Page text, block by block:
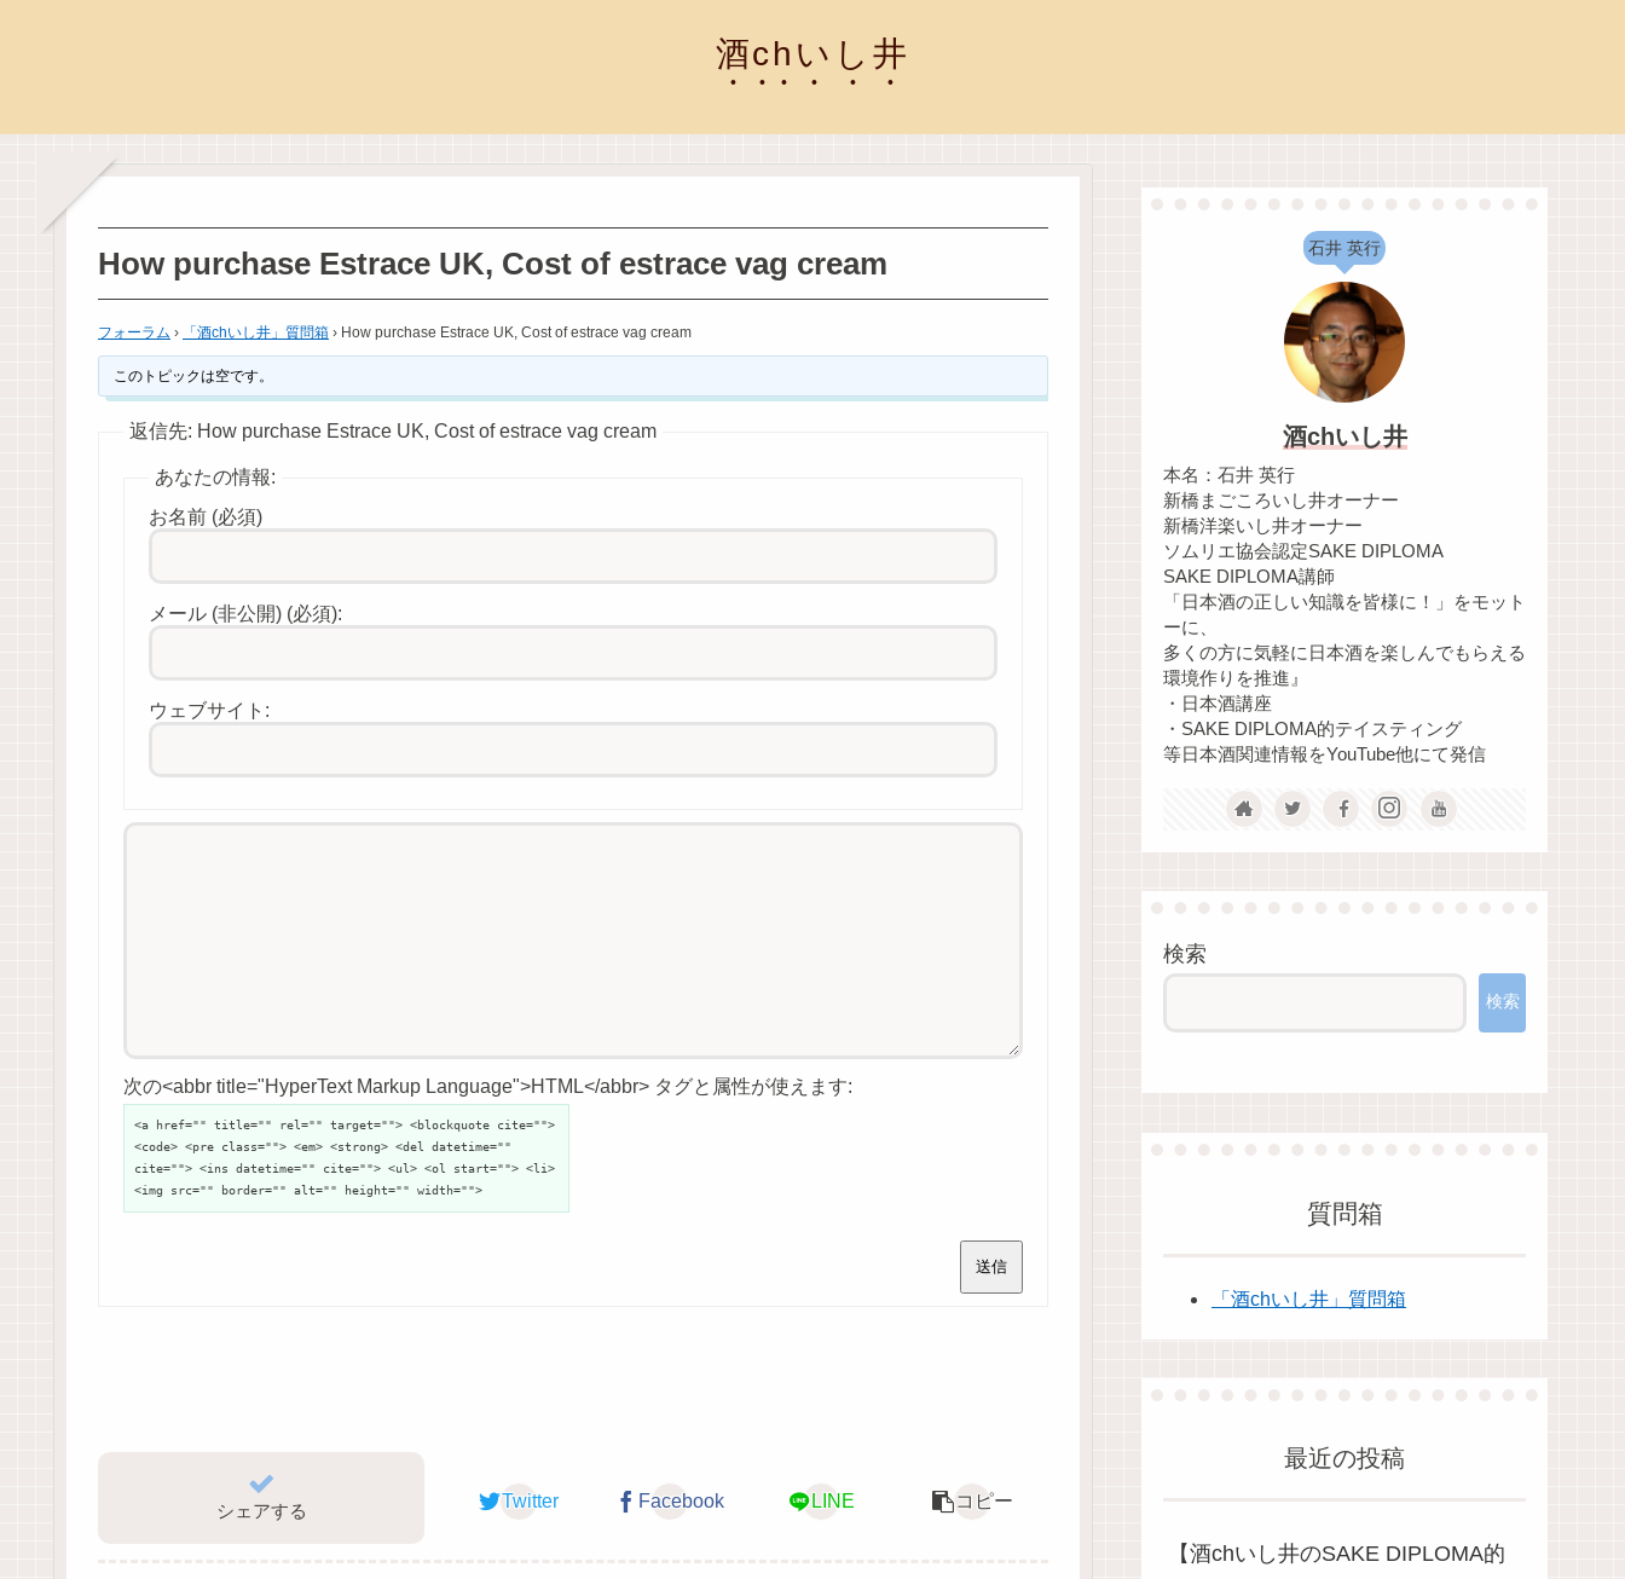
酒chいし井
How purchase Estrace UK, Cost of estrace vag cream
フォーラム › 「酒chいし井」質問箱 › How purchase Estrace UK, Cost of estrace vag cream
このトピックは空です。
返信先: How purchase Estrace UK, Cost of estrace vag cream
あなたの情報:
お名前 (必須)
メール (非公開) (必須):
ウェブサイト:
次の<abbr title="HyperText Markup Language">HTML</abbr> タグと属性が使えます:
<a href="" title="" rel="" target=""> <blockquote cite="">
<code> <pre class=""> <em> <strong> <del datetime=""
cite=""> <ins datetime="" cite=""> <ul> <ol start=""> <li>
<img src="" border="" alt="" height="" width="">
送信
シェアする Twitter Facebook LINE コピー
石井 英行
酒chいし井
本名：石井 英行
新橋まごころいし井オーナー
新橋洋楽いし井オーナー
ソムリエ協会認定SAKE DIPLOMA
SAKE DIPLOMA講師
「日本酒の正しい知識を皆様に！」をモット
ーに、
多くの方に気軽に日本酒を楽しんでもらえる
環境作りを推進』
・日本酒講座
・SAKE DIPLOMA的テイスティング
等日本酒関連情報をYouTube他にて発信
検索
検索
質問箱
「酒chいし井」質問箱
最近の投稿
【酒chいし井のSAKE DIPLOMA的